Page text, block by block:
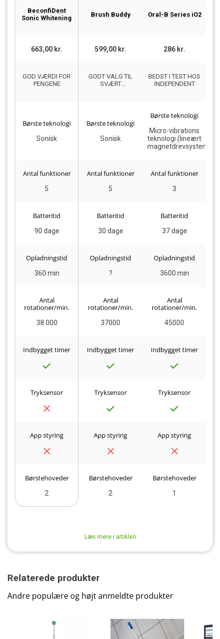
BeconfiDent
Sonic Whitening
Brush Buddy Oral-B Series iO2
663,00 kr. 599,00 kr. 286 kr.
GOD VÆRDI FOR
PENGENE
GODT VALG TIL
SVÆRT
BEDST I TEST HOS
INDEPENDENT
Børste teknologi
Sonisk
Børste teknologi
Sonisk
Børste teknologi
Micro-vibrations
teknologi (lineært
magnetdrevsystem)
Antal funktioner
5
Antal funktioner
5
Antal funktioner
3
Batteritid
90 dage
Batteritid
30 dage
Batteritid
37 dage
Opladningstid
360 min
Opladningstid
?
Opladningstid
3600 min
Antal
rotationer/min.
38.000
Antal
rotationer/min.
37000
Antal
rotationer/min.
45000
Indbygget timer Indbygget timer Indbygget timer
Tryksensor Tryksensor Tryksensor
App styring App styring App styring
Børstehoveder
2
Børstehoveder
2
Børstehoveder
1
Læs mere i artiklen
Relaterede produkter
Andre populære og højt anmeldte produkter